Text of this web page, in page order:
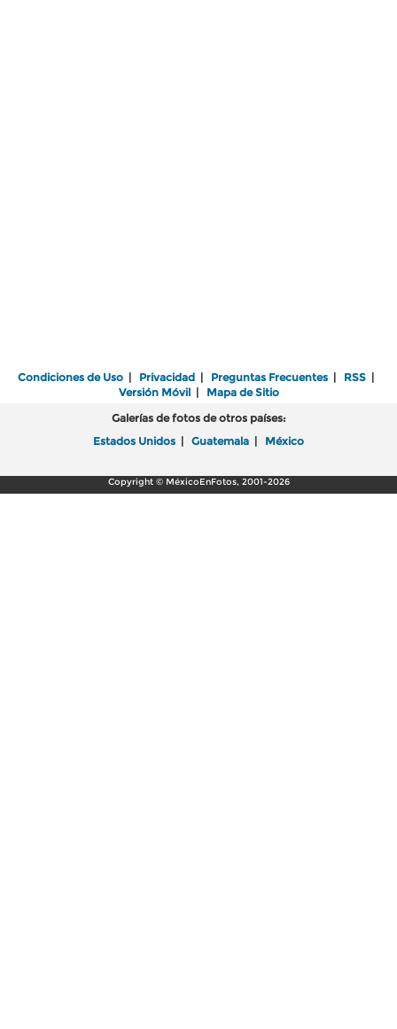
Condiciones de Uso | Privacidad | Preguntas Frecuentes | RSS |
Versión Móvil| Mapa de Sitio
Galerías de fotos de otros países:
Estados Unidos | Guatemala | México
Copyright © MéxicoEnFotos, 2001-2026